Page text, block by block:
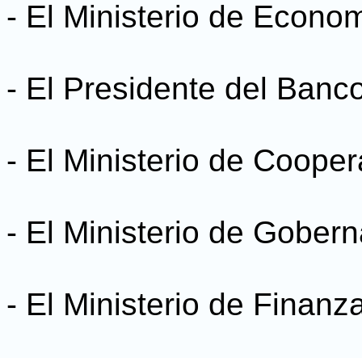
- El Ministerio de
- El Presidente del
- El Ministerio de
- El Ministerio de
- El Ministerio de